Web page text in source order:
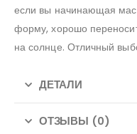
если вы начинающая
форму, хорошо
на солнце. Отличный
ДЕТАЛИ
ОТЗЫВЫ (0)